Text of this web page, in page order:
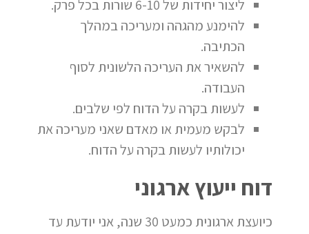
ליצור יחידות של 6-10 שורות בכל פרק.
להימנע מהגהה ומעריכה במהלך
הכתיבה.
להשאיר את העריכה הלשונית לסוף
העבודה.
לעשות בקרה על הדוח לפי שלבים.
לבקש מעמית או מאדם שאני מעריכה את
יכולותיו לעשות בקרה על הדוח.
דוח ייעוץ ארגוני
כיועצת ארגונית כמעט 30 שנה, אני יודעת עד